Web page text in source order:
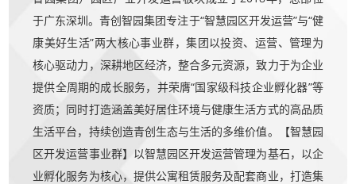
于广东深圳。青创智园集团专注于“智慧园区开发运营”与“健
康美好生活”两大核心事业群，集团以投资、运营、管理为
核心驱动力，深耕地区经济，整合多元资源，致力于为企业
提供全周期的成长服务，并荣膺“国家级科技企业孵化器”等
资质；同时打造涵盖美好居住环境与健康生活方式的高品质
生活平台，持续创造青创生态与生活的多维价值。【智慧园
区开发运营事业群】以智慧园区开发运营管理为基石，以企
业孵化服务为核心，提供公寓租赁服务及配套商业，打造集